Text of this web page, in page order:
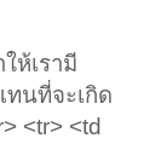
ห้เรามี
นที่จะเกิด
<tr> <td